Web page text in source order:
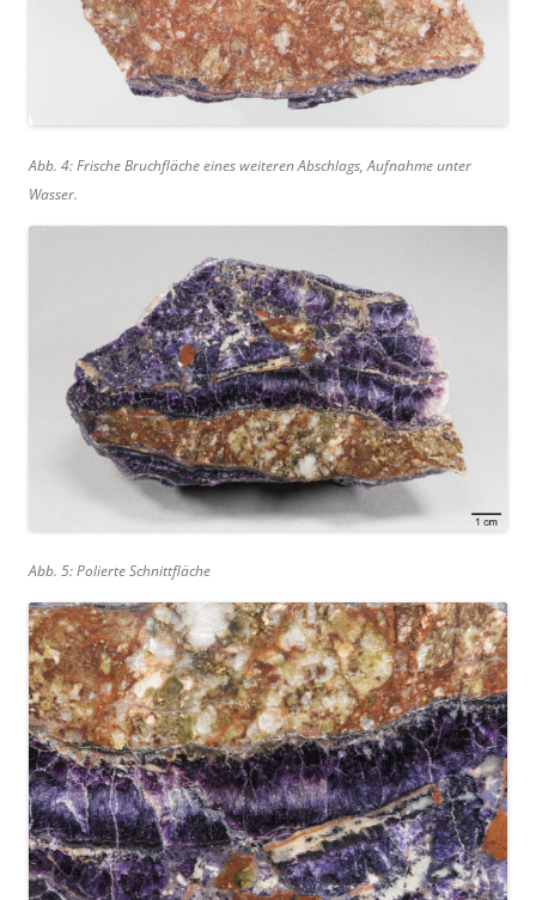
Abb. 4: Frische Bruchfläche eines weiteren Abschlags, Aufnahme unter
Wasser.
Abb. 5: Polierte Schnittfläche